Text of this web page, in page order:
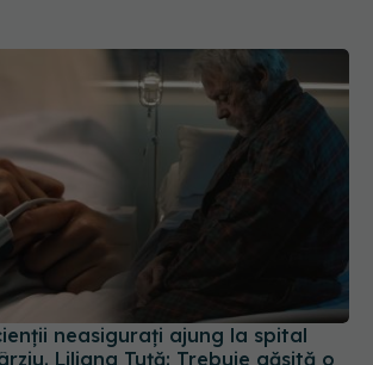
Liliana Tuță: Trebuie găsită o